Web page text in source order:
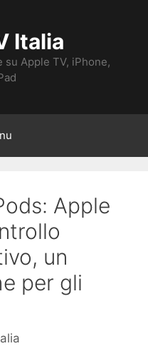
Italia
Apple TV, iPhone,
Apple
un
per gli